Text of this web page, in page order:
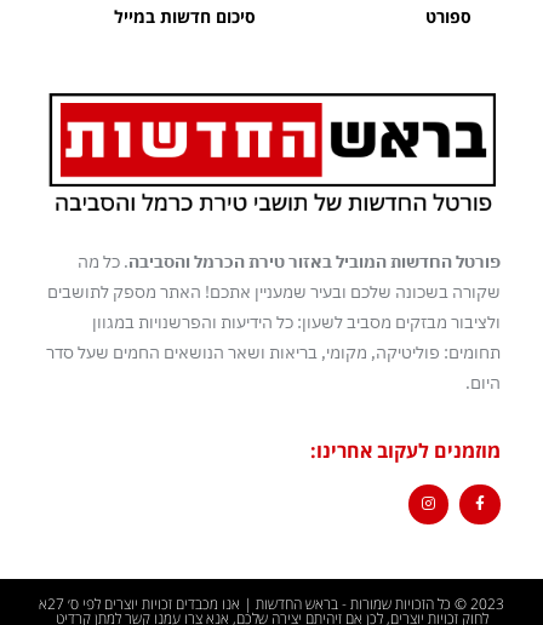
ספורט
סיכום חדשות במייל
פורטל החדשות המוביל באזור טירת הכרמל והסביבה. כל מה
שקורה בשכונה שלכם ובעיר שמעניין אתכם! האתר מספק לתושבים
ולציבור מבזקים מסביב לשעון: כל הידיעות והפרשנויות במגוון
תחומים: פוליטיקה, מקומי, בריאות ושאר הנושאים החמים שעל סדר
היום.
מוזמנים לעקוב אחרינו:
2023 © כל הזכויות שמורות - בראש החדשות | אנו מכבדים זכויות יוצרים לפי ס׳ 27א
לחוק זכויות יוצרים, לכן אם זיהיתם יצירה שלכם, אנא צרו עמנו קשר למתן קרדיט